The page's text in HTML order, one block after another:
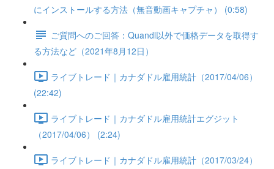
にインストールする方法（無音動画キャプチャ） (0:58)
ご質問へのご回答：Quandl以外で価格データを取得す
る方法など（2021年8月12日）
ライブトレード｜カナダドル雇用統計（2017/04/06）
(22:42)
ライブトレード｜カナダドル雇用統計エグジット
（2017/04/06） (2:24)
ライブトレード｜カナダドル雇用統計（2017/03/24）